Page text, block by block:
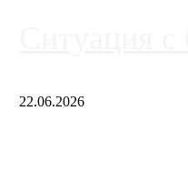
22.06.2026